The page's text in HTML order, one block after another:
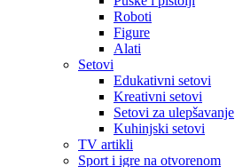
Roboti
Figure
Alati
Setovi
Edukativni setovi
Kreativni setovi
Setovi za ulepšavanje
Kuhinjski setovi
TV artikli
Sport i igre na otvorenom